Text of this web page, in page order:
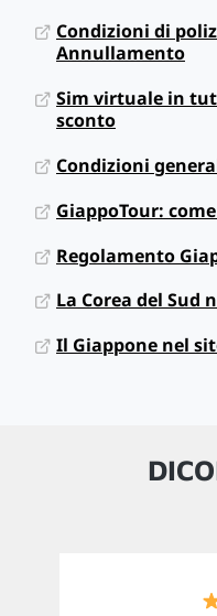
Condizioni di
Annullamento
Sim virtuale in
sconto
Condizioni
GiappoTour:
Regolamento
La Corea del Sud
Il Giappone nel